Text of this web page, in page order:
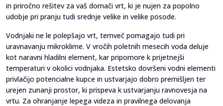
in priročno rešitev za vaš domači vrt, ki je nujen za popolno
udobje pri pranju tudi srednje velike in velike posode.
Vodnjaki ne le polepšajo vrt, temveč pomagajo tudi pri
uravnavanju mikroklime. V vročih poletnih mesecih voda deluje
kot naravni hladilni element, kar pripomore k prijetnejši
temperaturi v okolici vodnjaka. Estetsko dovršeni vodni elementi
privlačijo potencialne kupce in ustvarjajo dobro premišljen ter
urejen zunanji prostor, ki prispeva k ustvarjanju ravnovesja na
vrtu. Za ohranjanje lepega videza in pravilnega delovanja